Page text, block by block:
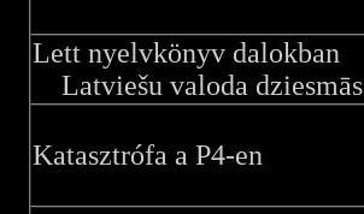
Lett nyelvkönyv dalokban
Latviešu valoda dziesmās
Katasztrófa a P4-en